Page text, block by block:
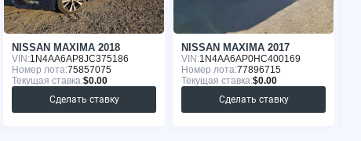
NISSAN MAXIMA 2018
VIN:1N4AA6AP8JC375186
Номер лота:75857075
Текущая ставка:$0.00
Сделать ставку
NISSAN MAXIMA 2017
VIN:1N4AA6AP0HC400169
Номер лота:77896715
Текущая ставка:$0.00
Сделать ставку